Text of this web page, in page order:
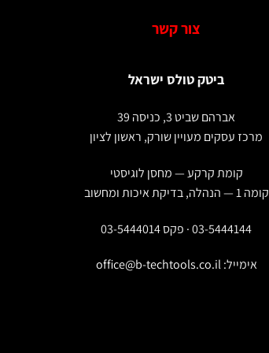
צור קשר
ביטק טולס ישראל
אברהם שביט 3, כניסה 39
מרכז עסקים מעויין שורק, ראשון לציון
קומת קרקע — מחסן לוגיסטי
קומה 1 — הנהלה, בדיקת איכות ומחשוב
03-5444144 · פקס 03-5444014
אימייל:office@b-techtools.co.il